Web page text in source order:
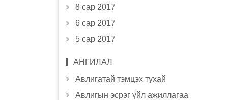
8 сар 2017
6 сар 2017
5 сар 2017
АНГИЛАЛ
Авлигатай тэмцэх тухай
Авлигын эсрэг үйл ажиллагаа